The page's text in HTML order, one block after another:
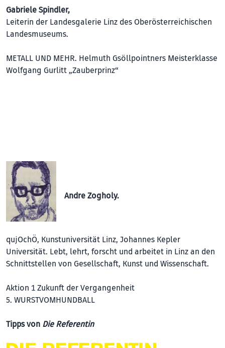
Gabriele Spindler,
Leiterin der Landesgalerie Linz des Oberösterreichischen
Landesmuseums.
METALL UND MEHR. Helmuth Gsöllpointners Meisterklasse
Wolfgang Gurlitt „Zauberprinz“
Andre Zogholy.
qujOchÖ, Kunstuniversität Linz, Johannes Kepler
Universität. Lebt, lehrt, forscht und arbeitet in Linz an den
Schnittstellen von Gesellschaft, Kunst und Wissenschaft.
Aktion 1 Zukunft der Vergangenheit
5. WURSTVOMHUNDBALL
Tipps von Die Referentin